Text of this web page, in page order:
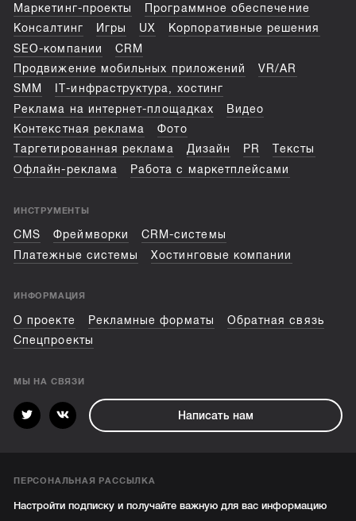
Маркетинг-проекты
Программное обеспечение
Консалтинг
Игры UX
Корпоративные решения
SEO-компании
CRM
Продвижение мобильных приложений
VR/AR
SMM
IT-инфраструктура, хостинг
Реклама на интернет-площадках
Видео
Контекстная реклама
Фото
Таргетированная реклама
Дизайн PR
Тексты
Офлайн-реклама
Работа с маркетплейсами
ИНСТРУМЕНТЫ
CMS Фреймворки
CRM-системы
Платежные системы
Хостинговые компании
ИНФОРМАЦИЯ
О проекте Рекламные форматы
Обратная связь
Спецпроекты
МЫ НА СВЯЗИ
Написать нам
ПЕРСОНАЛЬНАЯ РАССЫЛКА
Настройти подписку и получайте важную для вас информацию